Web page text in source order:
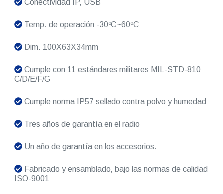
Conectividad IP, USB
Temp. de operación -30ºC~60ºC
Dim. 100X63X34mm
Cumple con 11 estándares militares MIL-STD-810
C/D/E/F/G
Cumple norma IP57 sellado contra polvo y humedad
Tres años de garantía en el radio
Un año de garantía en los accesorios.
Fabricado y ensamblado, bajo las normas de calidad
ISO-9001